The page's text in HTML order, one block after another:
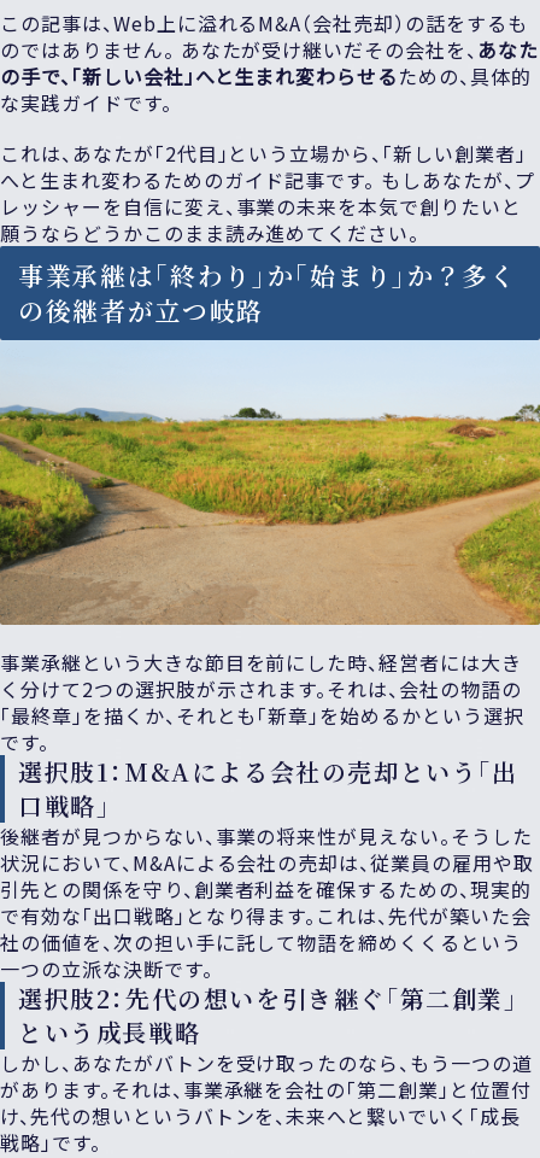
この記事は、Web上に溢れるM&A（会社売却）の話をするも
のではありません。 あなたが受け継いだその会社を、あなた
の手で、「新しい会社」へと生まれ変わらせるための、具体的
な実践ガイドです。
これは、あなたが「2代目」という立場から、「新しい創業者」
へと生まれ変わるためのガイド記事です。 もしあなたが、プ
レッシャーを自信に変え、事業の未来を本気で創りたいと
願うならどうかこのまま読み進めてください。
事業承継は「終わり」か「始まり」か？多く
の後継者が立つ岐路
事業承継という大きな節目を前にした時、経営者には大き
く分けて2つの選択肢が示されます。それは、会社の物語の
「最終章」を描くか、それとも「新章」を始めるかという選択
です。
選択肢1：M&Aによる会社の売却という「出
口戦略」
後継者が見つからない、事業の将来性が見えない。そうした
状況において、M&Aによる会社の売却は、従業員の雇用や取
引先との関係を守り、創業者利益を確保するための、現実的
で有効な「出口戦略」となり得ます。これは、先代が築いた会
社の価値を、次の担い手に託して物語を締めくくるという
一つの立派な決断です。
選択肢2：先代の想いを引き継ぐ「第二創業」
という成長戦略
しかし、あなたがバトンを受け取ったのなら、もう一つの道
があります。それは、事業承継を会社の「第二創業」と位置付
け、先代の想いというバトンを、未来へと繋いでいく「成長
戦略」です。